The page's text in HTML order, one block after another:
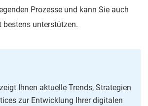
Prozesse und kann Sie auch
bestens unterstützen.
Ihnen aktuelle Trends, Strategien
zur Entwicklung Ihrer digitalen